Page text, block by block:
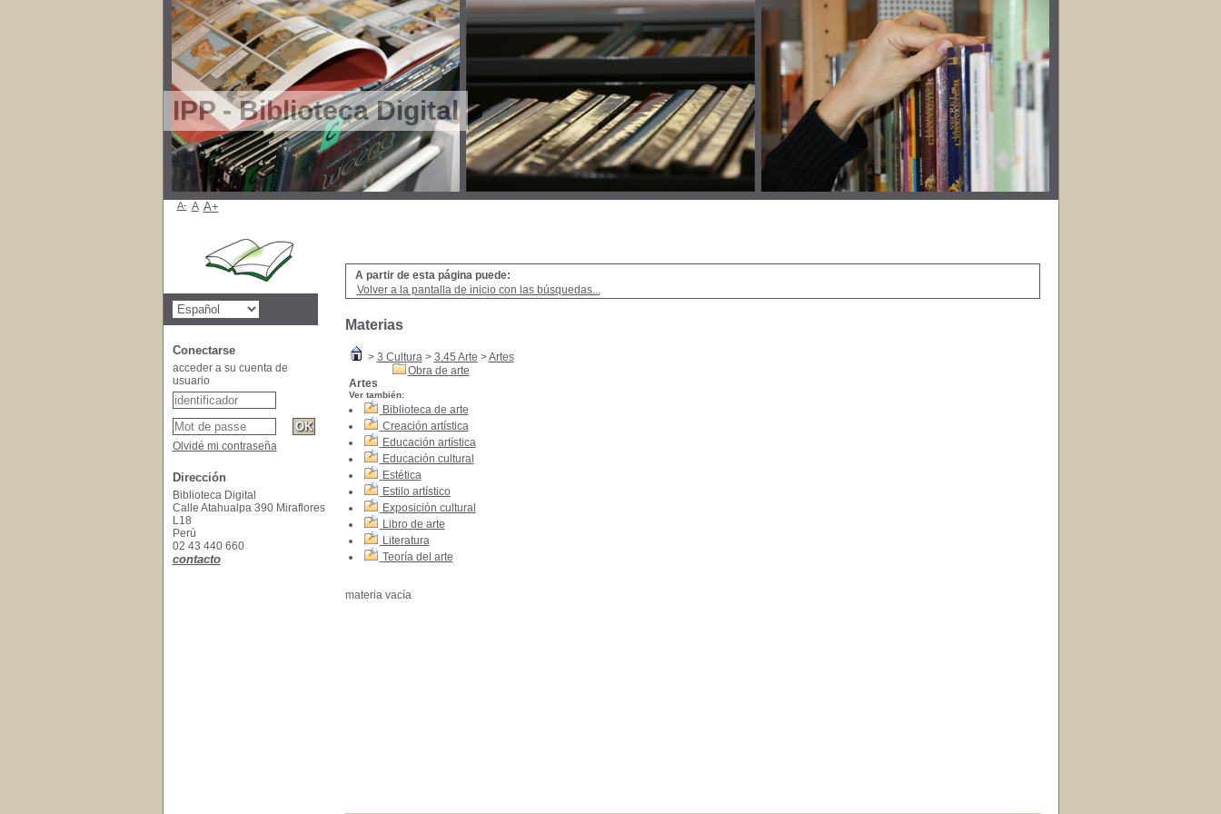
IPP - Biblioteca Digital
A partir de esta página puede:
Volver a la pantalla de inicio con las búsquedas...
Materias
> 3 Cultura> 3.45 Arte >Artes
Obra de arte
Artes
Ver también:
Biblioteca de arte
Creación artística
Educación artística
Educación cultural
Estética
Estilo artístico
Exposición cultural
Libro de arte
Literatura
Teoría del arte
materia vacía
A- A A+
Conectarse
acceder a su cuenta de
usuario
Olvidé mi contraseña
Dirección
Biblioteca Digital
Calle Atahualpa 390 Miraflores
L18
Perú
02 43 440 660
contacto